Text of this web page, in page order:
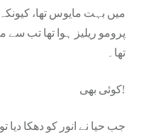
میں بہت مایوس تھا،
پرومو ریلیز ہوا تھا تب سے
تھا۔
کوئی بھی!
جب حیا نے انور کو دھکا